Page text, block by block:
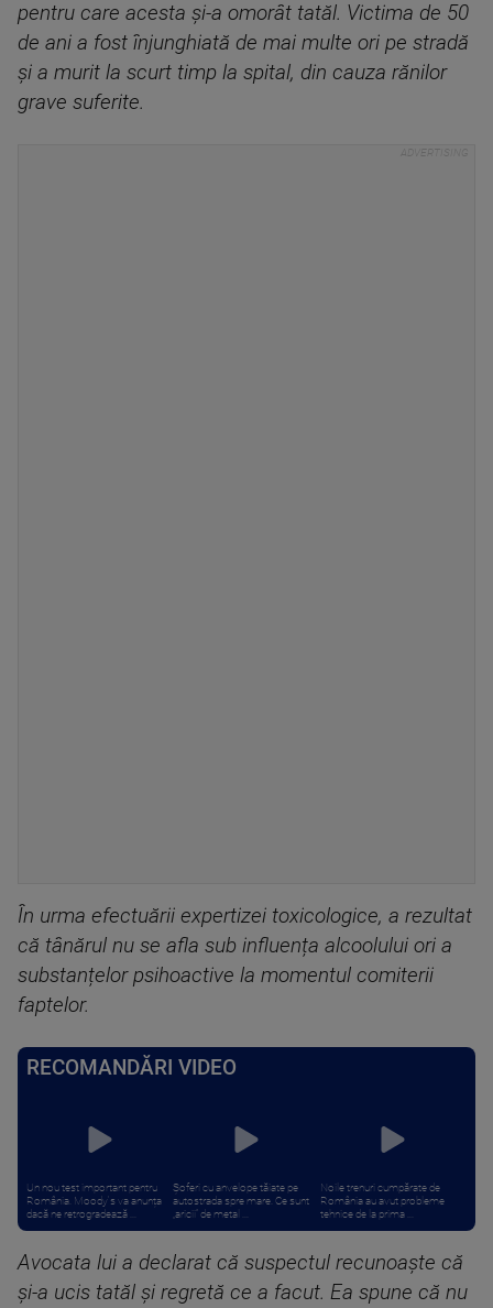
pentru care acesta și-a omorât tatăl. Victima de 50
de ani a fost înjunghiată de mai multe ori pe stradă
și a murit la scurt timp la spital, din cauza rănilor
grave suferite.
În urma efectuării expertizei toxicologice, a rezultat
că tânărul nu se afla sub influența alcoolului ori a
substanțelor psihoactive la momentul comiterii
faptelor.
RECOMANDĂRI VIDEO
Un nou test important pentru
România. Moody's va anunța
dacă ne retrogradează ...
Șoferi cu anvelope tăiate pe
autostrada spre mare. Ce sunt
„aricii” de metal ...
Noile trenuri cumpărate de
România au avut probleme
tehnice de la prima ...
Avocata lui a declarat că suspectul recunoaște că
și-a ucis tatăl și regretă ce a facut. Ea spune că nu